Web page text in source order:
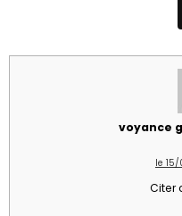
voyance
le 15/
Citer